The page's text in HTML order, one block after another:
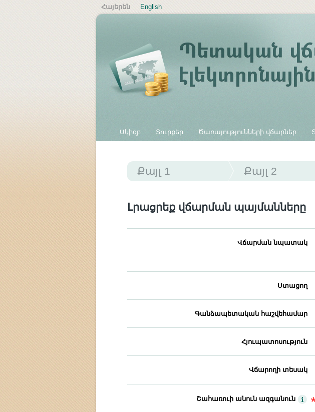
Հայերեն English
Սկիզբ Տուրքեր Ծառայությունների վճարներ
Քայլ 1 Քայլ 2
Լրացրեք վճարման պայմանները
Վճարման նպատակ
Ստացող
Գանձապետական հաշվեհամար
Հյուպատոսություն
Վճարողի տեսակ
Շահառուի անուն ազգանուն